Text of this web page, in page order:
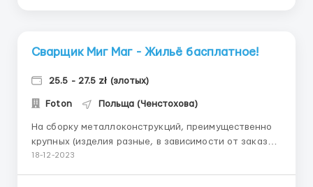
Сварщик Миг Маг - Жильё басплатное!
25.5 - 27.5 zł (злотых)
Foton Польща (Ченстохова)
На сборку металлоконструкций, преимущественно
крупных (изделия разные, в зависимости от заказов)
требуются специалисты сварщики -MIG/MAG.
18-12-2023